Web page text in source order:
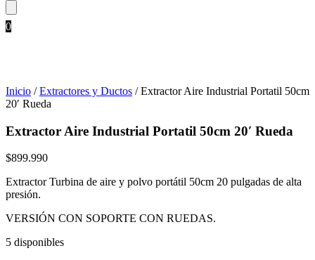
0
Inicio /Extractores y Ductos / Extractor Aire Industrial Portatil 50cm
20′ Rueda
Extractor Aire Industrial Portatil 50cm 20′ Rueda
$899.990
Extractor Turbina de aire y polvo portátil 50cm 20 pulgadas de alta
presión.
VERSIÓN CON SOPORTE CON RUEDAS.
5 disponibles